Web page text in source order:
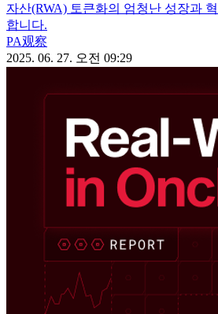
자산(RWA) 토큰화의 엄청난 성장과
합니다.
PA观察
2025. 06. 27. 오전 09:29